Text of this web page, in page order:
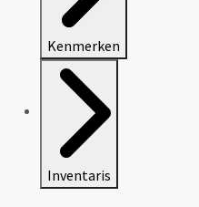
Kenmerken
Inventaris